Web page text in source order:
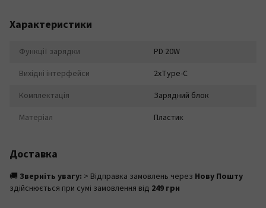
Характеристики
Функції зарядки
PD 20W
Вихідні інтерфейси
2xType-C
Комплектація
Зарядний блок
Матеріал
Пластик
Доставка
🚚 Зверніть увагу: > Відправка замовлень через Нову Пошту
здійснюється при сумі замовлення від 249 грн